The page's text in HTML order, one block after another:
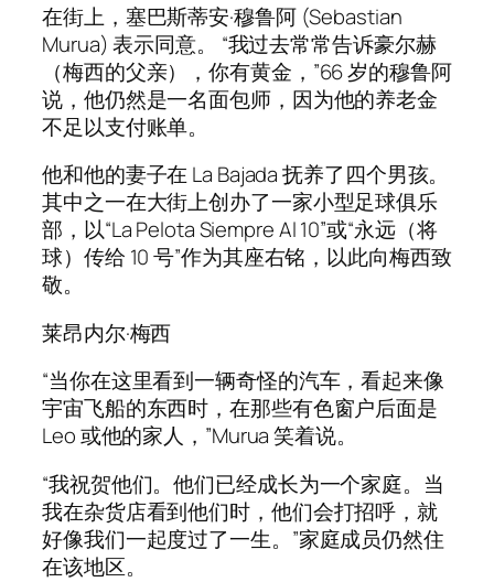
在街上，塞巴斯蒂安·穆鲁阿 (Sebastian
Murua) 表示同意。 “我过去常常告诉豪尔赫
（梅西的父亲），你有黄金，”66 岁的穆鲁阿
说，他仍然是一名面包师，因为他的养老金
不足以支付账单。
他和他的妻子在 La Bajada 抚养了四个男孩。
其中之一在大街上创办了一家小型足球俱乐
部，以“La Pelota Siempre Al 10”或“永远（将
球）传给 10 号”作为其座右铭，以此向梅西致
敬。
莱昂内尔·梅西
“当你在这里看到一辆奇怪的汽车，看起来像
宇宙飞船的东西时，在那些有色窗户后面是
Leo 或他的家人，”Murua 笑着说。
“我祝贺他们。他们已经成长为一个家庭。当
我在杂货店看到他们时，他们会打招呼，就
好像我们一起度过了一生。”家庭成员仍然住
在该地区。